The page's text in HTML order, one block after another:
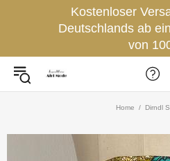
Kostenloser
Deutschlands ab
von
Home Dirndl